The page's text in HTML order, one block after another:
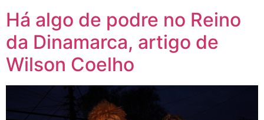
Há algo de podre no Reino
da Dinamarca, artigo de
Wilson Coelho